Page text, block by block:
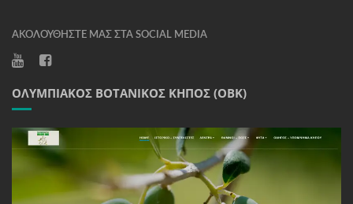
ΑΚΟΛΟΥΘΉΣΤΕ ΜΑΣ ΣΤΑ SOCIAL MEDIA
ΟΛΥΜΠΙΑΚΌΣ ΒΟΤΑΝΙΚΌΣ ΚΉΠΟΣ (ΟΒΚ)